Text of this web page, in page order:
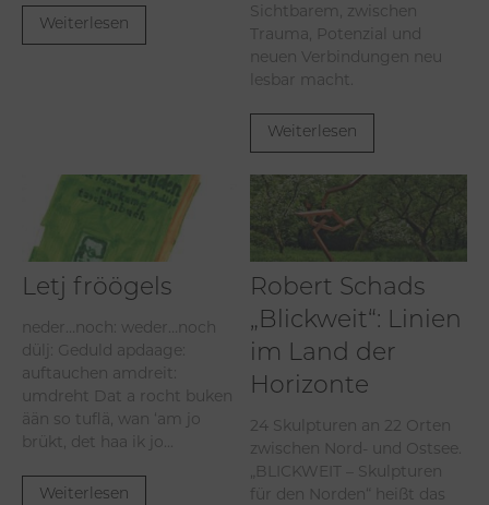
Weiterlesen
Sichtbarem, zwischen
Trauma, Potenzial und
neuen Verbindungen neu
lesbar macht.
Weiterlesen
Letj fröögels
neder…noch: weder…noch
dülj: Geduld apdaage:
auftauchen amdreit:
umdreht Dat a rocht buken
ään so tuflä, wan ‘am jo
brükt, det haa ik jo...
Weiterlesen
Robert Schads
„Blickweit“: Linien
im Land der
Horizonte
24 Skulpturen an 22 Orten
zwischen Nord- und Ostsee.
„BLICKWEIT – Skulpturen
für den Norden“ heißt das